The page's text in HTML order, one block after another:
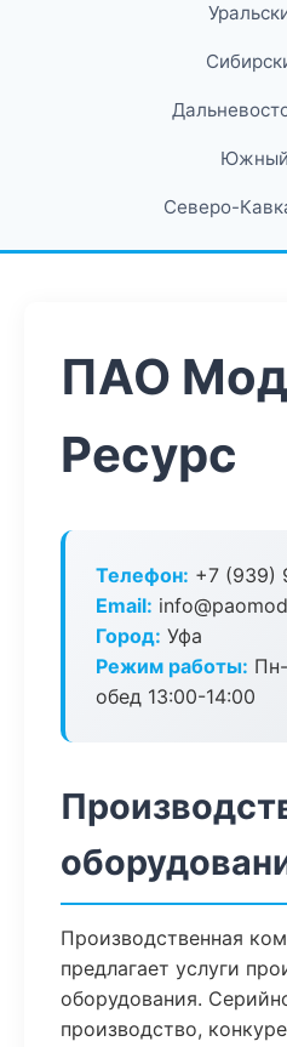
Северо-
ПАО
Ресурс
Телефон: +7 (939)
Email:
Город: Уфа
Режим работы:
обед 13:00-14:00
Производственная
предлагает услуги
оборудования.
производство,